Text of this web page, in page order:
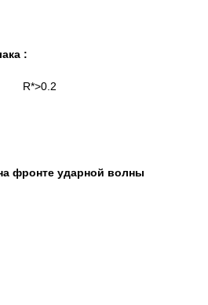
:
фронте ударной волны